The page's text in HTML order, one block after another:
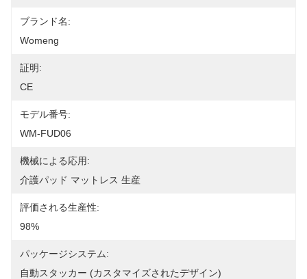
ブランド名:
Womeng
証明:
CE
モデル番号:
WM-FUD06
機械による応用:
介護パッド マットレス 生産
評価される生産性:
98%
パッケージシステム:
自動スタッカー (カスタマイズされたデザイン)